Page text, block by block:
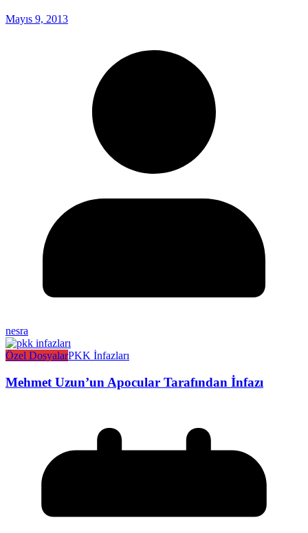
Mayıs 9, 2013
nesra
Özel DosyalarPKK İnfazları
Mehmet Uzun’un Apocular Tarafından İnfazı